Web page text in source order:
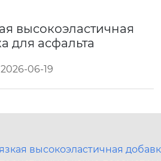
высокоэластичная
для асфальта
2026-06-19
высокоэластичная